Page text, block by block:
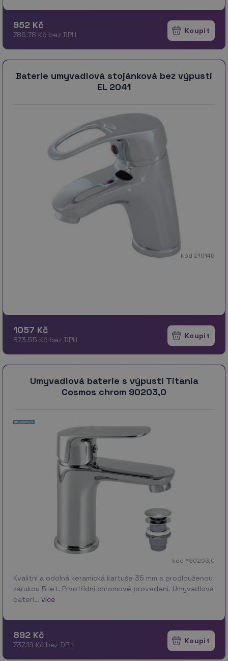
952 Kč
786.78 Kč bez DPH
Baterie umyvadlová stojánková bez výpusti
EL 2041
kód 210146
1057 Kč
873.55 Kč bez DPH
Umyvadlová baterie s výpusti Titania
Cosmos chrom 90203,0
kód *90203,0
Kvalitní a odolná keramická kartuše 35 mm s prodlouženou
zárukou 5 let. Prvotřídní chromové provedení. Umyvadlová
bateri… více
892 Kč
737.19 Kč bez DPH